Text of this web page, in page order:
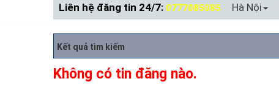
Liên hệ đăng tin 24/7: 0777085085 Hà Nội
Kết quả tìm kiếm
Không có tin đăng nào.